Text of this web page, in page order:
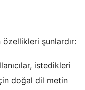
özellikleri şunlardır:
istedikleri
doğal dil metin